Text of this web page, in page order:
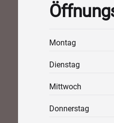
Montag
Dienstag
Mittwoch
Donnerstag